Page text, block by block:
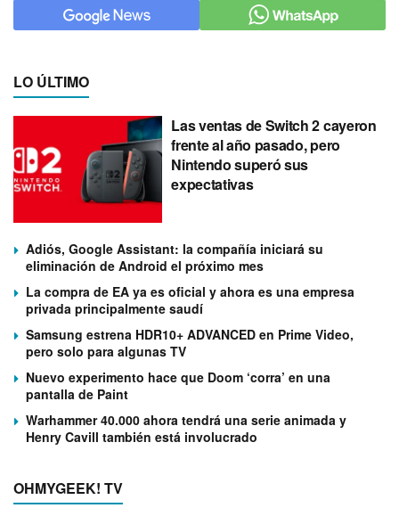
LO ÚLTIMO
Las ventas de Switch 2 cayeron
frente al año pasado, pero
Nintendo superó sus
expectativas
Adiós, Google Assistant: la compañía iniciará su
eliminación de Android el próximo mes
La compra de EA ya es oficial y ahora es una empresa
privada principalmente saudí
Samsung estrena HDR10+ ADVANCED en Prime Video,
pero solo para algunas TV
Nuevo experimento hace que Doom ‘corra’ en una
pantalla de Paint
Warhammer 40.000 ahora tendrá una serie animada y
Henry Cavill también está involucrado
OHMYGEEK! TV